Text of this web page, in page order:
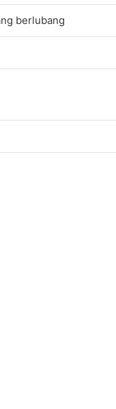
berlubang